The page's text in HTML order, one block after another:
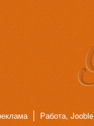
Работа, Jooble